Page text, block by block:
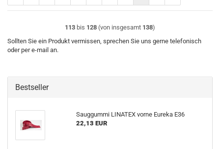
113 bis 128 (von insgesamt 138)
Sollten Sie ein Produkt vermissen, sprechen Sie uns gerne telefonisch
oder per e-mail an.
Bestseller
Sauggummi LINATEX vorne Eureka E36
22,13 EUR